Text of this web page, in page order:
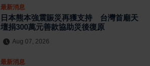
最新消息
日本熊本強震賑災再獲支持 台灣首廟天
壇捐300萬元善款協助災後復原
Aug 07, 2026
最新消息